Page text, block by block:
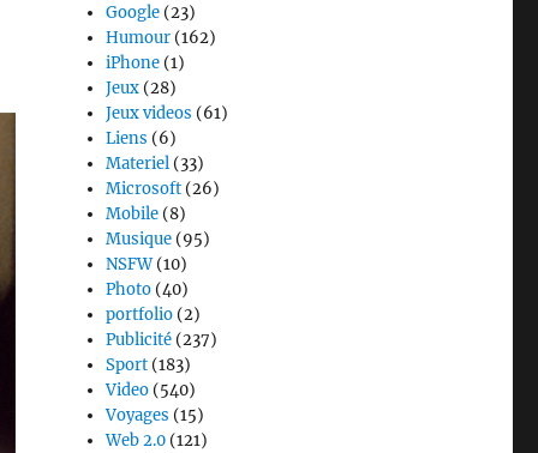
Google (23)
Humour (162)
iPhone (1)
Jeux (28)
Jeux videos (61)
Liens (6)
Materiel (33)
Microsoft (26)
Mobile (8)
Musique (95)
NSFW(10)
Photo (40)
portfolio (2)
Publicité (237)
Sport (183)
Video (540)
Voyages (15)
Web 2.0 (121)